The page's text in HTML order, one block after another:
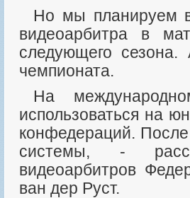
Но мы планируем ввести систему
видеоарбитра в
следующего
чемпионата.
На международном уровне видеоарбитры будут
использоваться на
конфедераций.
системы, -
видеоарбитров
ван дер Руст.